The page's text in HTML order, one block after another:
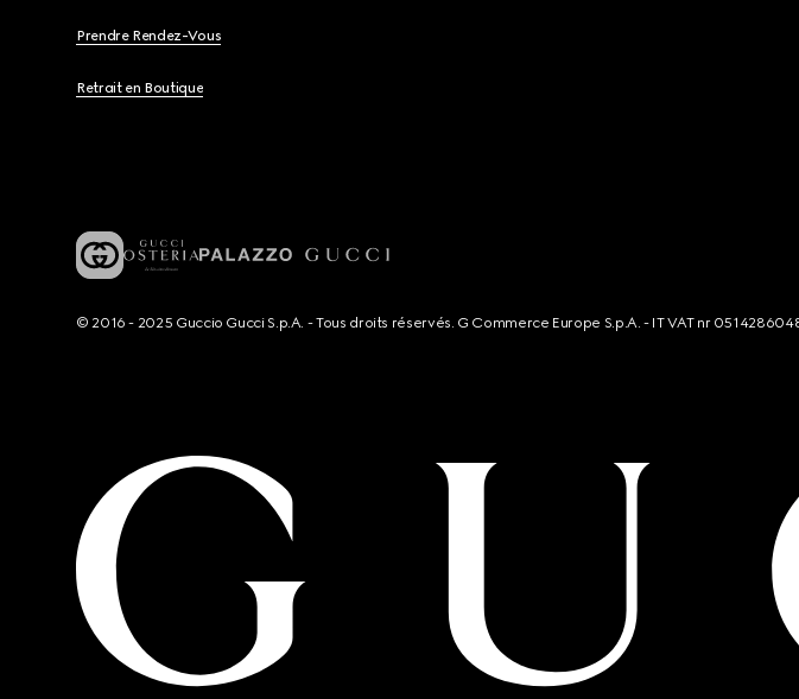
Prendre Rendez-Vous
Retrait en Boutique
© 2016 - 2025 Guccio Gucci S.p.A. - Tous droits réservés. G Commerce Europe S.p.A. - IT VAT nr